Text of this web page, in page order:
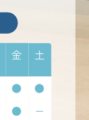
金 土
●
●
● ー